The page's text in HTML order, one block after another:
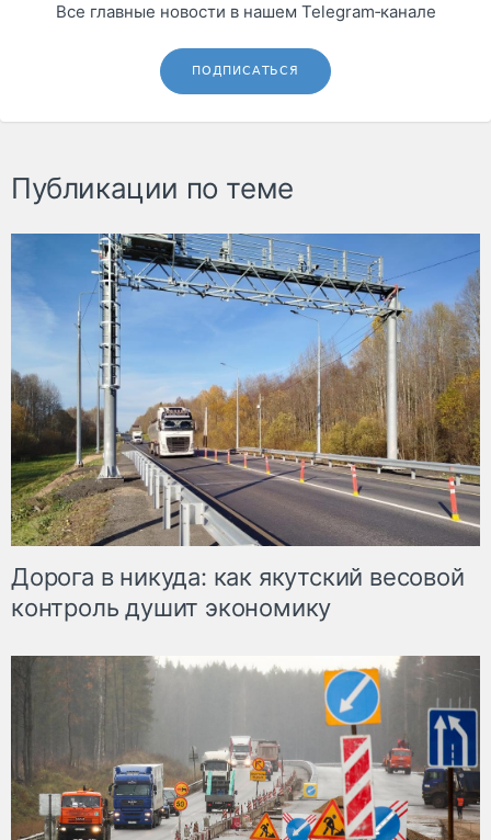
Все главные новости в нашем Telegram‑канале
ПОДПИСАТЬСЯ
Публикации по теме
Дорога в никуда: как якутский весовой
контроль душит экономику